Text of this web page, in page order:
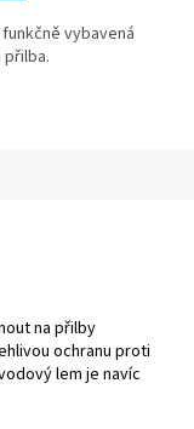
vybavená
přilba.
na přilby
ochranu proti
lem je navíc